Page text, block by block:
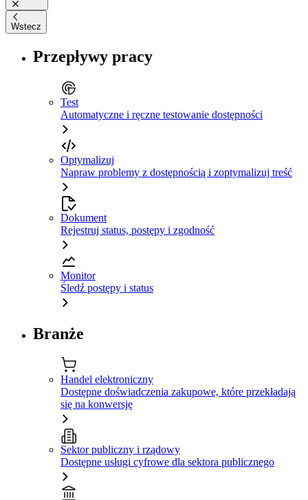
Wstecz
Przepływy pracy
Test
Automatyczne i ręczne testowanie dostępności
Optymalizuj
Napraw problemy z dostępnością i zoptymalizuj treść
Dokument
Rejestruj status, postępy i zgodność
Monitor
Śledź postępy i status
Branże
Handel elektroniczny
Dostępne doświadczenia zakupowe, które przekładają
się na konwersję
Sektor publiczny i rządowy
Dostępne usługi cyfrowe dla sektora publicznego